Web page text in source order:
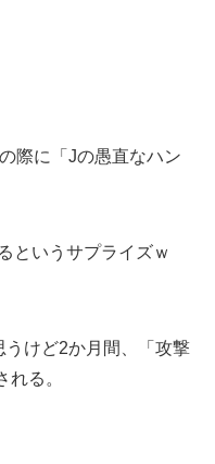
際に「Jの愚直なハン
というサプライズｗ
うけど2か月間、「攻撃
る。